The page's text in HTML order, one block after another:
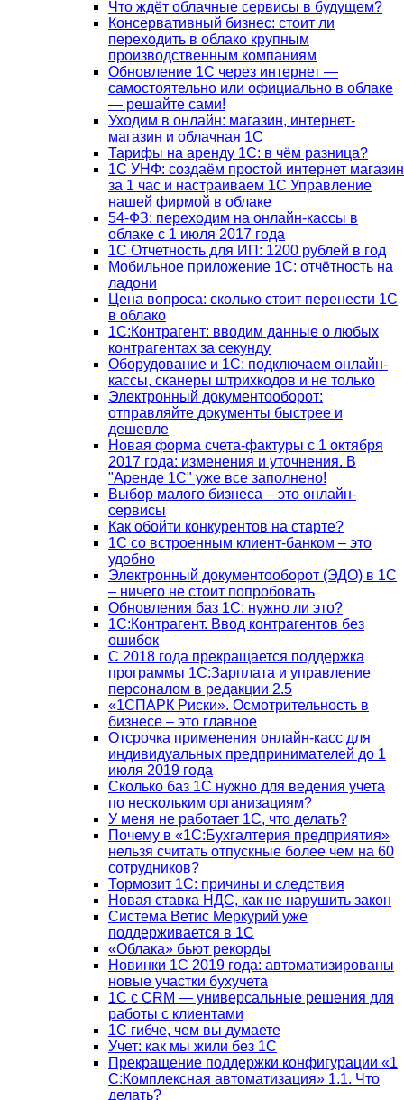
Что ждёт облачные сервисы в будущем?
Консервативный бизнес: стоит ли
переходить в облако крупным
производственным компаниям
Обновление 1С через интернет —
самостоятельно или официально в облаке
— решайте сами!
Уходим в онлайн: магазин, интернет-
магазин и облачная 1С
Тарифы на аренду 1С: в чём разница?
1С УНФ: создаём простой интернет магазин
за 1 час и настраиваем 1С Управление
нашей фирмой в облаке
54-ФЗ: переходим на онлайн-кассы в
облаке с 1 июля 2017 года
1С Отчетность для ИП: 1200 рублей в год
Мобильное приложение 1С: отчётность на
ладони
Цена вопроса: сколько стоит перенести 1С
в облако
1С:Контрагент: вводим данные о любых
контрагентах за секунду
Оборудование и 1С: подключаем онлайн-
кассы, сканеры штрихкодов и не только
Электронный документооборот:
отправляйте документы быстрее и
дешевле
Новая форма счета-фактуры с 1 октября
2017 года: изменения и уточнения. В
"Аренде 1С" уже все заполнено!
Выбор малого бизнеса – это онлайн-
сервисы
Как обойти конкурентов на старте?
1C со встроенным клиент-банком – это
удобно
Электронный документооборот (ЭДО) в 1С
– ничего не стоит попробовать
Обновления баз 1С: нужно ли это?
1С:Контрагент. Ввод контрагентов без
ошибок
С 2018 года прекращается поддержка
программы 1С:Зарплата и управление
персоналом в редакции 2.5
«1СПАРК Риски». Осмотрительность в
бизнесе – это главное
Отсрочка применения онлайн-касс для
индивидуальных предпринимателей до 1
июля 2019 года
Сколько баз 1C нужно для ведения учета
по нескольким организациям?
У меня не работает 1С, что делать?
Почему в «1С:Бухгалтерия предприятия»
нельзя считать отпускные более чем на 60
сотрудников?
Тормозит 1C: причины и следствия
Новая ставка НДС, как не нарушить закон
Система Ветис Меркурий уже
поддерживается в 1С
«Облака» бьют рекорды
Новинки 1С 2019 года: автоматизированы
новые участки бухучета
1С с CRM — универсальные решения для
работы с клиентами
1С гибче, чем вы думаете
Учет: как мы жили без 1С
Прекращение поддержки конфигурации «1
С:Комплексная автоматизация» 1.1. Что
делать?